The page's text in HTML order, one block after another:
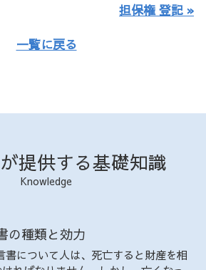
担保権 登記 »
一覧に戻る
提供する基礎知識
Knowledge
の種類と効力
について人は、死亡すると財産を相